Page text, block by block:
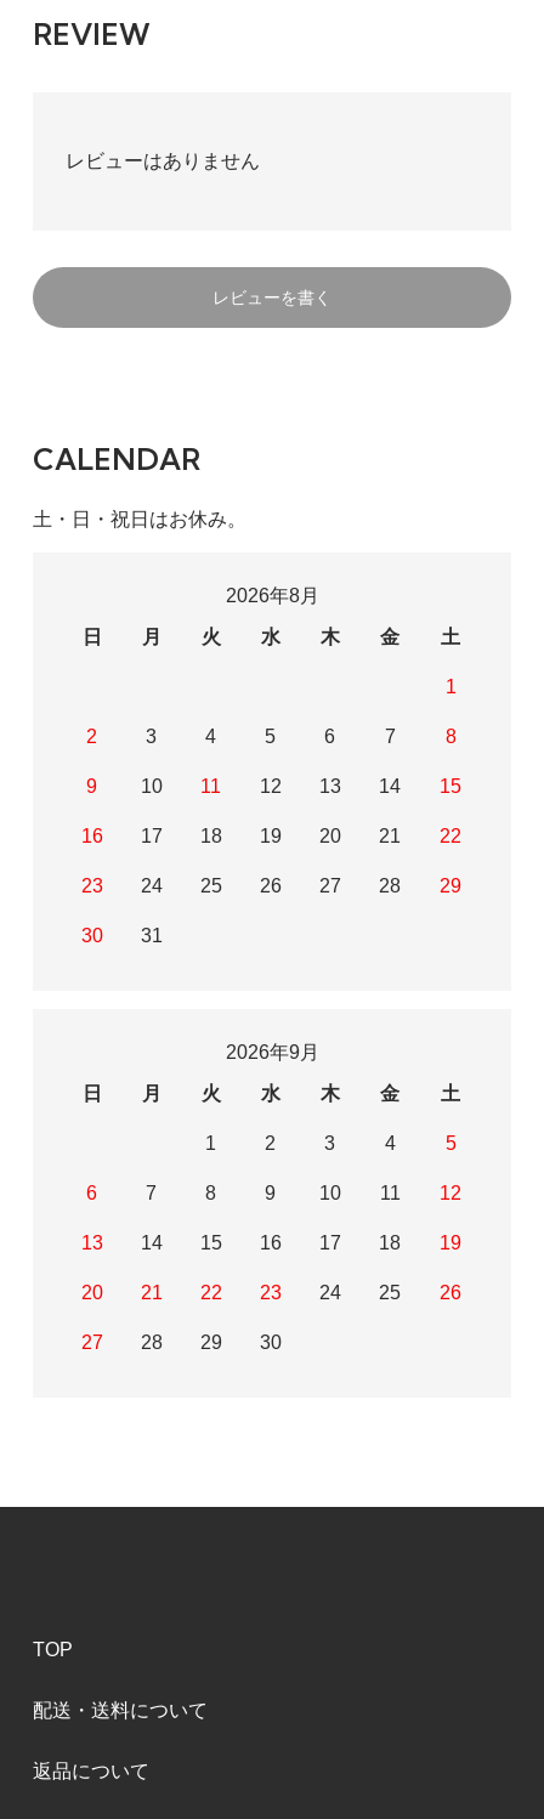
REVIEW
レビューはありません
レビューを書く
CALENDAR
土・日・祝日はお休み。
2026年8月
日
月 火 水 木 金 土
1
2 3 4 5 6 7 8
9 10 11 12 13 14 15
16 17 18 19 20 21 22
23 24 25 26 27 28 29
30 31
2026年9月
日
月 火 水 木 金 土
1 2 3 4 5
6 7 8 9 10 11 12
13 14 15 16 17 18 19
20 21 22 23 24 25 26
27 28 29 30
TOP
配送・送料について
返品について